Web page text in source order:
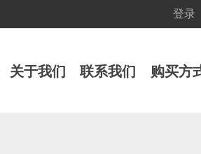
登录
关于我们 联系我们 购买方